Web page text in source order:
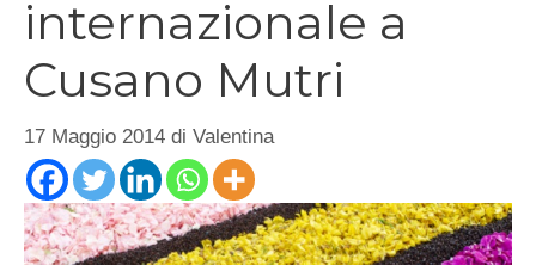
internazionale a
Cusano Mutri
17 Maggio 2014 di Valentina